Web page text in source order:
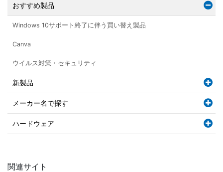
おすすめ製品
Windows 10サポート終了に伴う買い替え製品
Canva
ウイルス対策・セキュリティ
新製品
メーカー名で探す
ハードウェア
関連サイト